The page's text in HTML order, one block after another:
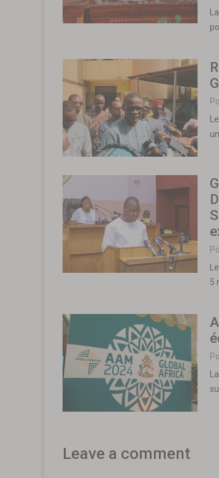
5
Leave a comment